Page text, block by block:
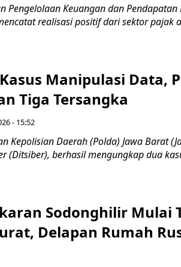
Pengelolaan Keuangan dan
realisasi positif dari sektor pajak
Manipulasi Data,
Tiga Tersangka
- 15:52
Kepolisian Daerah (Polda) Jawa Barat
(Ditsiber), berhasil mengungkap dua
Sodonghilir Mulai
Delapan Rumah